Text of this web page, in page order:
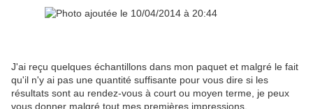
J'ai reçu quelques échantillons dans mon paquet et malgré le fait
qu'il n'y ai pas une quantité suffisante pour vous dire si les
résultats sont au rendez-vous à court ou moyen terme, je peux
vous donner malgré tout mes premières impressions.